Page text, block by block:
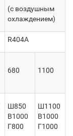
(с воздушным
охлаждением)
R404A
680 1100
Ш850
В1000
Г800
Ш1100
В1000
Г1000